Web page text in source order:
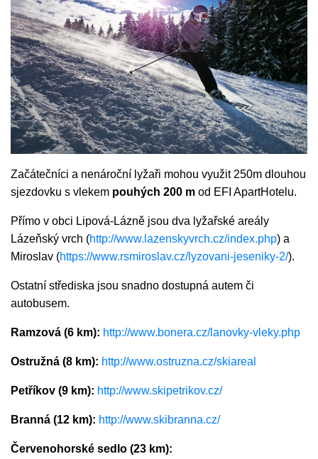
Začátečníci a nenároční lyžaři mohou využit 250m dlouhou
sjezdovku s vlekem pouhých 200 m od EFI ApartHotelu.
Přímo v obci Lipová-Lázně jsou dva lyžařské areály
Lázeňský vrch (http://www.lazenskyvrch.cz/index.php) a
Miroslav (https://www.rsmiroslav.cz/lyzovani-jeseniky-2/).
Ostatní střediska jsou snadno dostupná autem či
autobusem.
Ramzová (6 km): http://www.bonera.cz/lanovky-vleky.php
Ostružná (8 km): http://www.ostruzna.cz/skiareal
Petříkov (9 km): http://www.skipetrikov.cz/
Branná (12 km): http://www.skibranna.cz/
Červenohorské sedlo (23 km):